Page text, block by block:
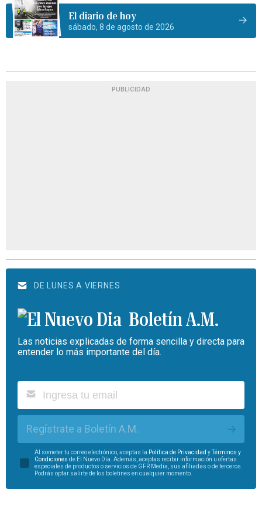
El diario de hoy
sábado, 8 de agosto de 2026
PUBLICIDAD
DE LUNES A VIERNES
Boletín A.M.
Las noticias explicadas de forma sencilla y directa para
entender lo más importante del día.
Regístrate a Boletín A.M.
Al someter tu correo electrónico, aceptas la Política de Privacidad yTérminos y
Condiciones de El Nuevo Día. Además, aceptas recibir información u ofertas
especiales de productos o servicios de GFR Media, sus afiliadas o de terceros.
Podrás optar salirte de los boletines en cualquier momento.